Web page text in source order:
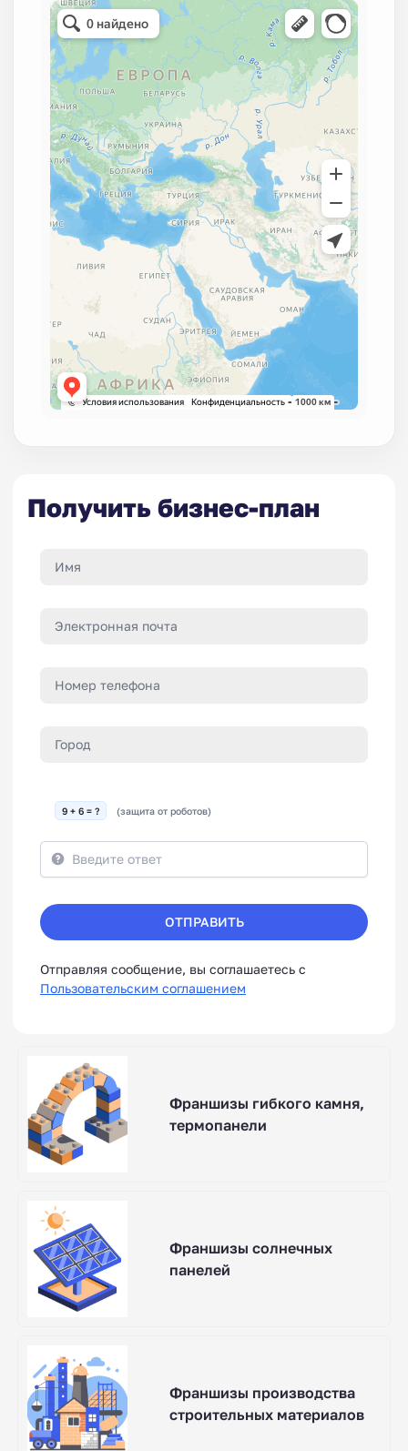
Получить бизнес-план
9 + 6 = ? (защита от роботов)
ОТПРАВИТЬ
Отправляя сообщение, вы соглашаетесь с
Пользовательским соглашением
Франшизы гибкого камня,
термопанели
Франшизы солнечных
панелей
Франшизы производства
строительных материалов